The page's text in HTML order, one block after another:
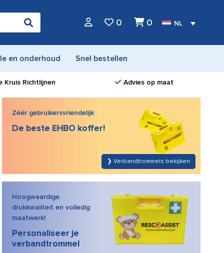
0 0 NL
en onderhoud Snel bestellen
Kruis Richtlijnen Advies op maat
NIEUW in ons assortiment!
evacuatiestoel met het hoogste draagvermogen ter
wereld. Klaar voor evacuatie bergop en bergaf in slechts
enkele seconden. De perfecte evacuatieoplossing voor
iedereen met beperkte mobiliteit.
Zéér gebruikersvriendelijk
De beste EHBO koffer!
❯ Verbandtrommels bekijken
Hoogwaardige
drukkwaliteit en volledig
maatwerk!
Personaliseer je
verbandtrommel